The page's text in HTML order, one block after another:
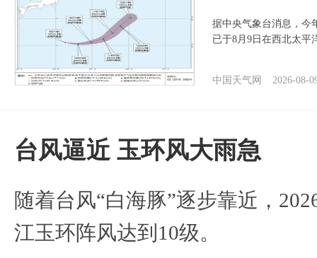
据中央气象台消息，今
已于8月9日在西北太平
中国天气网 2026-08-
台风逼近 玉环风大雨急
随着台风“白海豚”逐步靠近，
江玉环阵风达到10级。